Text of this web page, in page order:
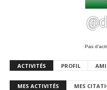
Pas
ACTIVITÉS PROFIL
MES ACTIVITÉS MES